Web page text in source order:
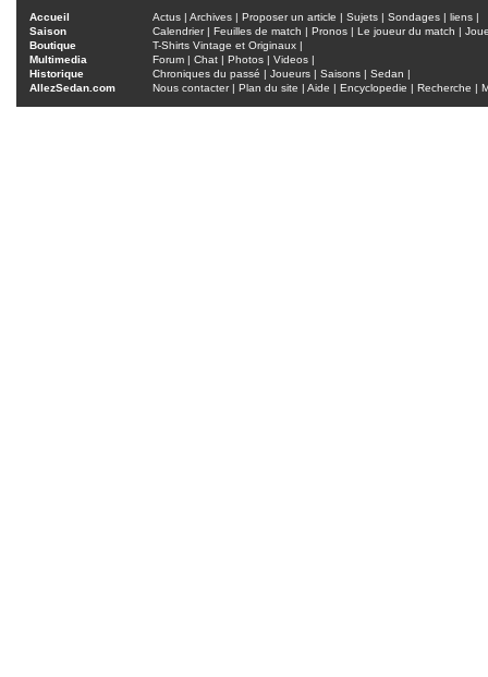
Accueil Actus | Archives | Proposer un article | Sujets | Sondages | liens |
Saison
Calendrier| Feuilles de match | Pronos | Le joueur du match |
Boutique
T-Shirts Vintage et Originaux |
Multimedia
Forum | Chat | Photos | Videos |
Historique
Chroniques du passé | Joueurs | Saisons | Sedan |
AllezSedan.com
Nous contacter| Plan du site | Aide | Encyclopedie | Recherche |